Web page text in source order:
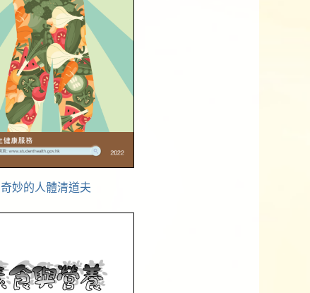
奇妙的人體清道夫